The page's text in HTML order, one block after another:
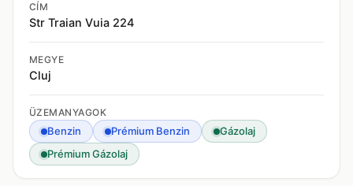
CÍM
Str Traian Vuia 224
MEGYE
Cluj
ÜZEMANYAGOK
Benzin Prémium Benzin
Gázolaj
Prémium Gázolaj